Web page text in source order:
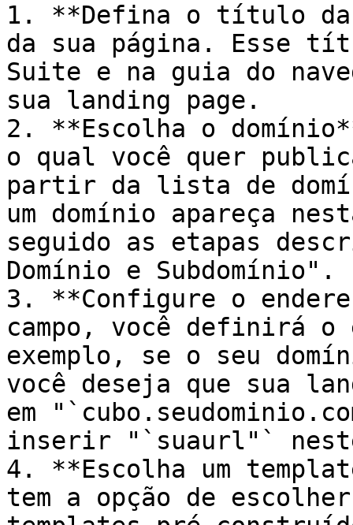
1. **Defina o título
da sua página. Esse
Suite e na guia do
sua landing page.
2. **Escolha o
o qual você quer
partir da lista de
um domínio apareça
seguido as etapas
Domínio e Subdomínio".
3. **Configure o
campo, você definirá o
exemplo, se o seu
você deseja que sua
em
inserir "`suaurl"`
4. **Escolha um
tem a opção de